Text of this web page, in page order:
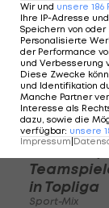
in Topliga
Sport-Mix
Wir und unsere 186
Ihre IP-Adresse
Speichern von
Personalisierte
der Performance
und Verbesserung
Diese Zwecke
und Identifikation
Manche Partner
Interesse als
dazu, sowie die
verfügbar: unsere
Impressum